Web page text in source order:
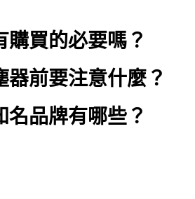
買的必要嗎？
前要注意什麼？
品牌有哪些？